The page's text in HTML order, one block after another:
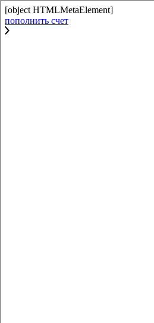
[object HTMLMetaElement]
пополнить счет